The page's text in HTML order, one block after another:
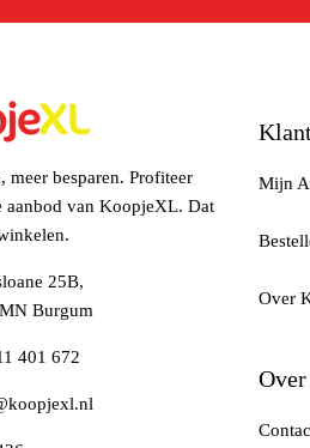
meer besparen. Profiteer
aanbod van KoopjeXL. Dat
25B,
Burgum
401 672
Mijn
Over
Over